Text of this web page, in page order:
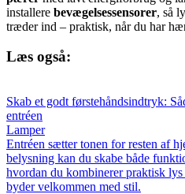
installere bevægelsessensorer, så
træder ind – praktisk, når du har
Læs også:
Skab et godt førstehåndsindtryk:
entréen
Lamper
Entréen sætter tonen for resten af
belysning kan du skabe både
hvordan du kombinerer praktisk
byder velkommen med stil.